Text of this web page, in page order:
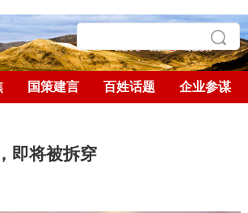
国策建言 百姓话题 企业参谋
即将被拆穿